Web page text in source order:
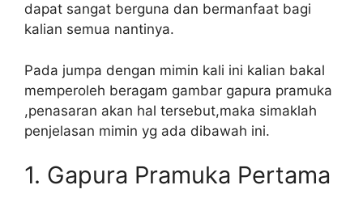
dapat sangat berguna dan bermanfaat bagi
kalian semua nantinya.
Pada jumpa dengan mimin kali ini kalian bakal
memperoleh beragam gambar gapura pramuka
,penasaran akan hal tersebut,maka simaklah
penjelasan mimin yg ada dibawah ini.
1. Gapura Pramuka Pertama